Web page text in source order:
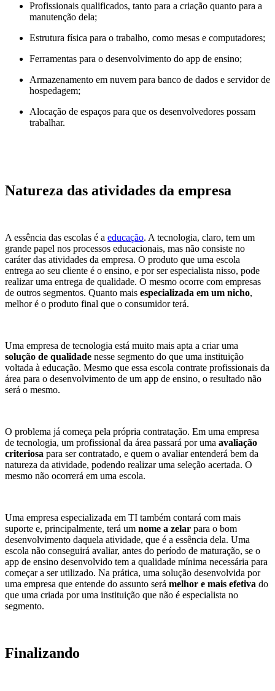
Profissionais qualificados, tanto para a criação quanto para a
manutenção dela;
Estrutura física para o trabalho, como mesas e computadores;
Ferramentas para o desenvolvimento do app de ensino;
Armazenamento em nuvem para banco de dados e servidor de
hospedagem;
Alocação de espaços para que os desenvolvedores possam
trabalhar.
Natureza das atividades da empresa
A essência das escolas é a educação. A tecnologia, claro, tem um
grande papel nos processos educacionais, mas não consiste no
caráter das atividades da empresa. O produto que uma escola
entrega ao seu cliente é o ensino, e por ser especialista nisso, pode
realizar uma entrega de qualidade. O mesmo ocorre com empresas
de outros segmentos. Quanto mais especializada em um nicho,
melhor é o produto final que o consumidor terá.
Uma empresa de tecnologia está muito mais apta a criar uma
solução de qualidade nesse segmento do que uma instituição
voltada à educação. Mesmo que essa escola contrate profissionais da
área para o desenvolvimento de um app de ensino, o resultado não
será o mesmo.
O problema já começa pela própria contratação. Em uma empresa
de tecnologia, um profissional da área passará por uma avaliação
criteriosa para ser contratado, e quem o avaliar entenderá bem da
natureza da atividade, podendo realizar uma seleção acertada. O
mesmo não ocorrerá em uma escola.
Uma empresa especializada em TI também contará com mais
suporte e, principalmente, terá um nome a zelar para o bom
desenvolvimento daquela atividade, que é a essência dela. Uma
escola não conseguirá avaliar, antes do período de maturação, se o
app de ensino desenvolvido tem a qualidade mínima necessária para
começar a ser utilizado. Na prática, uma solução desenvolvida por
uma empresa que entende do assunto será melhor e mais efetiva do
que uma criada por uma instituição que não é especialista no
segmento.
Finalizando